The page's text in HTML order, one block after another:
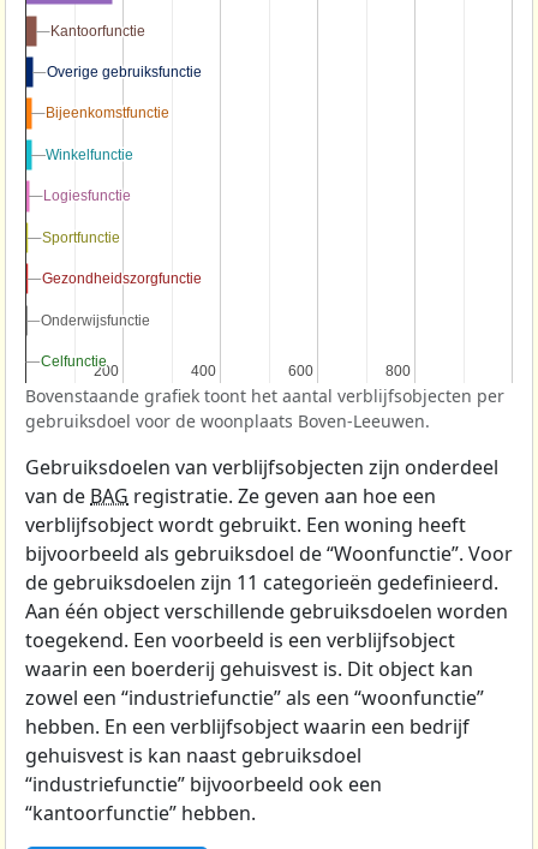
200
200 400
400 600
600 800
800
Kantoorfunctie
Kantoorfunctie
Overige gebruiksfunctie
Overige gebruiksfunctie
Bijeenkomstfunctie
Bijeenkomstfunctie
Winkelfunctie
Winkelfunctie
Logiesfunctie
Logiesfunctie
Sportfunctie
Sportfunctie
Gezondheidszorgfunctie
Gezondheidszorgfunctie
Onderwijsfunctie
Onderwijsfunctie
Celfunctie
Celfunctie
Bovenstaande grafiek toont het aantal verblijfsobjecten per
gebruiksdoel voor de woonplaats Boven-Leeuwen.
Gebruiksdoelen van verblijfsobjecten zijn onderdeel
van de BAG registratie. Ze geven aan hoe een
verblijfsobject wordt gebruikt. Een woning heeft
bijvoorbeeld als gebruiksdoel de “Woonfunctie”. Voor
de gebruiksdoelen zijn 11 categorieën gedefinieerd.
Aan één object verschillende gebruiksdoelen worden
toegekend. Een voorbeeld is een verblijfsobject
waarin een boerderij gehuisvest is. Dit object kan
zowel een “industriefunctie” als een “woonfunctie”
hebben. En een verblijfsobject waarin een bedrijf
gehuisvest is kan naast gebruiksdoel
“industriefunctie” bijvoorbeeld ook een
“kantoorfunctie” hebben.